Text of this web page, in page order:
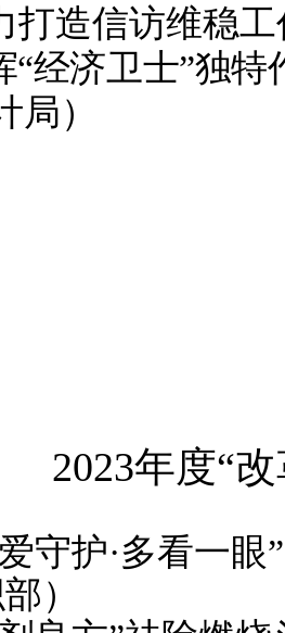
打造信访维稳
“经济卫士”独
局）
2023年度“
守护·多看一
）